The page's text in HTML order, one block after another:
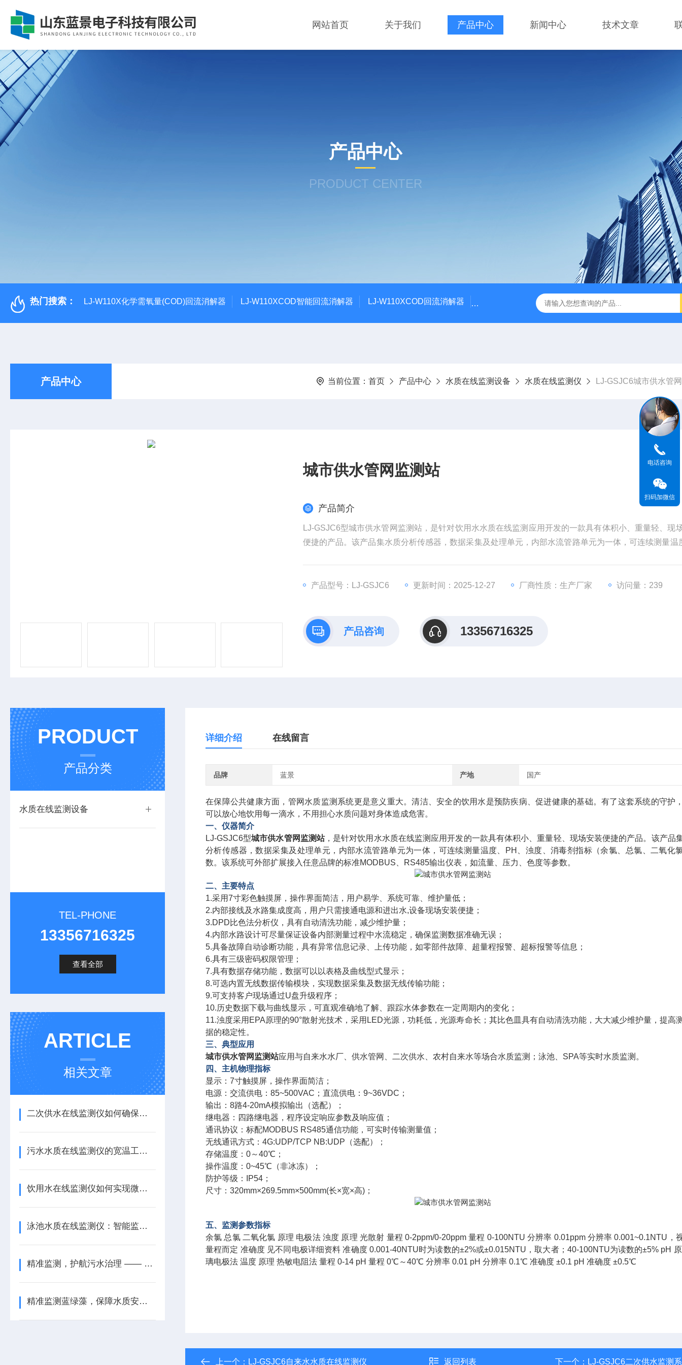
网站首页 关于我们 产品中心 新闻中心 技术文章
产品中心
PRODUCT CENTER
热门搜索： LJ-W110X化学需氧量(COD)回流消解器 LJ-W110XCOD智能回流消解器 LJ-W110XCOD回流消解器 LJ-W110X标准COD消解器 LJ-W110XCOD消解器
产品中心 当前位置： 首页 产品中心 水质在线监测设备 水质在线监测仪 LJ-GSJC6城市供水管
城市供水管网监测站
产品简介
LJ-GSJC6型城市供水管网监测站，是针对饮用水水质在线监测应用开发的一款具有体积小、重量轻、现
便捷的产品。该产品集水质分析传感器，数据采集及处理单元，内部水流管路单元为一体，可连续测量温
产品型号：LJ-GSJC6
更新时间：2025-12-27 厂商性质：生产厂家 访问量：239
产品咨询 13356716325
PRODUCT
产品分类
水质在线监测设备
TEL-PHONE
13356716325
查看全部
ARTICLE
相关文章
二次供水在线监测仪如何确保数据准确性？
污水水质在线监测仪的宽温工作与加热防护策略
饮用水在线监测仪如何实现微污染即时捕捉？
泳池水质在线监测仪：智能监测，打造健康泳池环境
精准监测，护航污水治理 —— 污水水质在线监测仪
精准监测蓝绿藻，保障水质安全 —— 蓝绿藻水质在线监测仪
详细介绍 在线留言
品牌 蓝景 产地 国产
在保障公共健康方面，管网水质监测系统更是意义重大。清洁、安全的饮用水是预防疾病、促进健康的基础。有了这套系统的守护
可以放心地饮用每一滴水，不用担心水质问题对身体造成危害。
一、仪器简介
LJ-GSJC6型城市供水管网监测站，是针对饮用水水质在线监测应用开发的一款具有体积小、重量轻、现场安装便捷的产品。该产品
分析传感器，数据采集及处理单元，内部水流管路单元为一体，可连续测量温度、PH、浊度、消毒剂指标（余氯、总氯、二氧化
数。该系统可外部扩展接入任意品牌的标准MODBUS、RS485输出仪表，如流量、压力、色度等参数。
二、主要特点
1.采用7寸彩色触摸屏，操作界面简洁，用户易学、系统可靠、维护量低；
2.内部接线及水路集成度高，用户只需接通电源和进出水,设备现场安装便捷；
3.DPD比色法分析仪，具有自动清洗功能，减少维护量；
4.内部水路设计可尽量保证设备内部测量过程中水流稳定，确保监测数据准确无误；
5.具备故障自动诊断功能，具有异常信息记录、上传功能，如零部件故障、超量程报警、超标报警等信息；
6.具有三级密码权限管理；
7.具有数据存储功能，数据可以以表格及曲线型式显示；
8.可选内置无线数据传输模块，实现数据采集及数据无线传输功能；
9.可支持客户现场通过U盘升级程序；
10.历史数据下载与曲线显示，可直观准确地了解、跟踪水体参数在一定周期内的变化；
11.浊度采用EPA原理的90°散射光技术，采用LED光源，功耗低，光源寿命长；其比色皿具有自动清洗功能，大大减少维护量，提高
据的稳定性。
三、典型应用
城市供水管网监测站应用与自来水水厂、供水管网、二次供水、农村自来水等场合水质监测；泳池、SPA等实时水质监测。
四、主机物理指标
显示：7寸触摸屏，操作界面简洁；
电源：交流供电：85~500VAC；直流供电：9~36VDC；
输出：8路4-20mA模拟输出（选配）；
继电器：四路继电器，程序设定响应参数及响应值；
通讯协议：标配MODBUS RS485通信功能，可实时传输测量值；
无线通讯方式：4G:UDP/TCP NB:UDP（选配）；
存储温度：0～40℃；
操作温度：0~45℃（非冰冻）；
防护等级：IP54；
尺寸：320mm×269.5mm×500mm(长×宽×高)；
五、监测参数指标
余氯 总氯 二氧化氯 原理 电极法 浊度 原理 光散射 量程 0-2ppm/0-20ppm 量程 0-100NTU 分辨率 0.01ppm 分辨率 0.001~0.1NTU，
量程而定 准确度 见不同电极详细资料 准确度 0.001-40NTU时为读数的±2%或±0.015NTU，取大者；40-100NTU为读数的±5% pH
璃电极法 温度 原理 热敏电阻法 量程 0-14 pH 量程 0℃～40℃ 分辨率 0.01 pH 分辨率 0.1℃ 准确度 ±0.1 pH 准确度 ±0.5℃
上一个： LJ-GSJC6自来水水质在线监测仪 返回列表 下一个： LJ-GSJC6二次供水监测
电话咨询
扫码加微信